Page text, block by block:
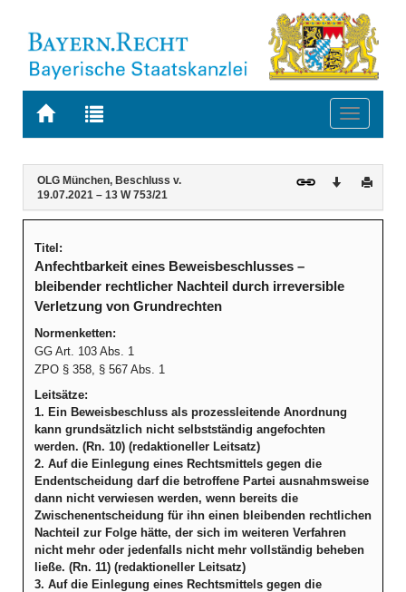
Zur
BAYERN.RECHT
Zur
letzten
Suche
Toggle
Navigation
Inhalt
OLG München, Beschluss v.
19.07.2021 – 13 W 753/21
Download
Titel:
Anfechtbarkeit eines Beweisbeschlusses –
bleibender rechtlicher Nachteil durch irreversible
Verletzung von Grundrechten
Normenketten:
GG Art. 103 Abs. 1
ZPO § 358, § 567 Abs. 1
Leitsätze:
1. Ein Beweisbeschluss als prozessleitende Anordnung
kann grundsätzlich nicht selbstständig angefochten
werden. (Rn. 10) (redaktioneller Leitsatz)
2. Auf die Einlegung eines Rechtsmittels gegen die
Endentscheidung darf die betroffene Partei ausnahmsweise
dann nicht verwiesen werden, wenn bereits die
Zwischenentscheidung für ihn einen bleibenden rechtlichen
Nachteil zur Folge hätte, der sich im weiteren Verfahren
nicht mehr oder jedenfalls nicht mehr vollständig beheben
ließe. (Rn. 11) (redaktioneller Leitsatz)
3. Auf die Einlegung eines Rechtsmittels gegen die